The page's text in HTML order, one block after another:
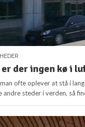
der ingen kø i
ofte oplever at stå i
andre steder i verden, så